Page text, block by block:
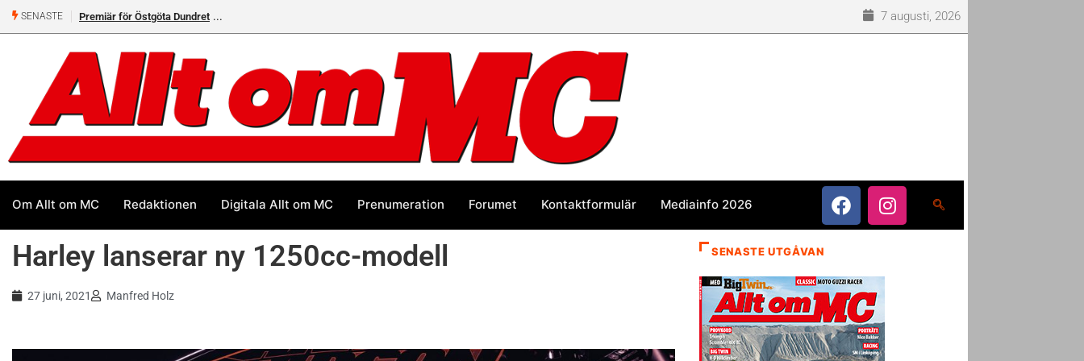
SENASTE Premiär för Östgöta Dundret 7 augusti, 2026
Om Allt om MC Redaktionen Digitala Allt om MC Prenumeration Forumet Kontaktformulär Mediainfo 2026
Harley lanserar ny 1250cc-modell
27 juni, 2021 Manfred Holz
SENASTE UTGÅVAN